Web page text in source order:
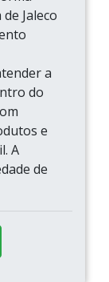
Jaleco
a
do
e
A
de